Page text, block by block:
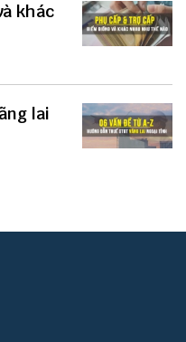
khác
lai